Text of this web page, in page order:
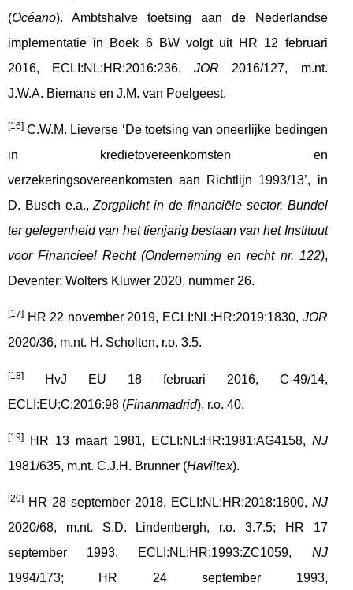
(Océano). Ambtshalve toetsing aan de Nederlandse
implementatie in Boek 6 BW volgt uit HR 12 februari
2016, ECLI:NL:HR:2016:236,JOR 2016/127, m.nt.
J.W.A. Biemans en J.M. van Poelgeest.
[16] C.W.M. Lieverse ‘De toetsing van oneerlijke bedingen
in kredietovereenkomsten en
verzekeringsovereenkomsten aan Richtlijn 1993/13’, in
D. Busch e.a.,Zorgplicht in de financiële sector. Bundel
ter gelegenheid van het tienjarig bestaan van het Instituut
voor Financieel Recht (Onderneming en recht nr. 122),
Deventer: Wolters Kluwer 2020, nummer 26.
[17] HR 22 november 2019, ECLI:NL:HR:2019:1830, JOR
2020/36, m.nt. H. Scholten, r.o. 3.5.
[18]
HvJ EU 18 februari 2016, C-49/14,
ECLI:EU:C:2016:98 (Finanmadrid), r.o. 40.
[19] HR 13 maart 1981, ECLI:NL:HR:1981:AG4158, NJ
1981/635, m.nt. C.J.H. Brunner (Haviltex).
[20] HR 28 september 2018, ECLI:NL:HR:2018:1800, NJ
2020/68, m.nt. S.D. Lindenbergh, r.o. 3.7.5; HR 17
september 1993, ECLI:NL:HR:1993:ZC1059, NJ
1994/173; HR 24 september 1993,